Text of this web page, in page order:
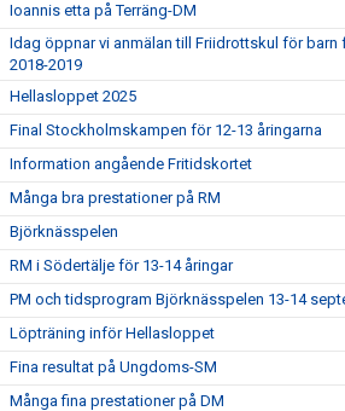
Ioannis etta på Terräng-DM
Idag öppnar vi anmälan till Friidrottskul för barn
2018-2019
Hellasloppet 2025
Final Stockholmskampen för 12-13 åringarna
Information angående Fritidskortet
Många bra prestationer på RM
Björknässpelen
RM i Södertälje för 13-14 åringar
PM och tidsprogram Björknässpelen 13-14
Löpträning inför Hellasloppet
Fina resultat på Ungdoms-SM
Många fina prestationer på DM